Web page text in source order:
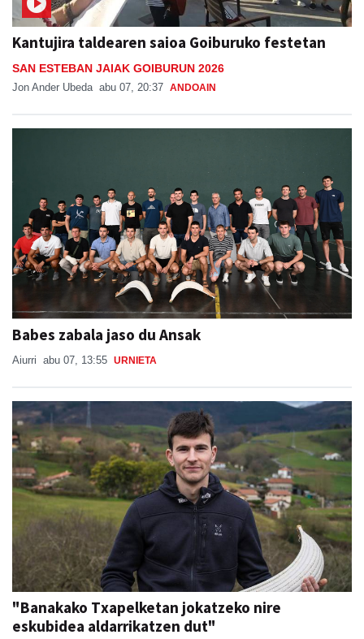
Kantujira taldearen saioa Goiburuko festetan
SAN ESTEBAN JAIAK GOIBURUN 2026
Jon Ander Ubeda abu 07, 20:37 ANDOAIN
Babes zabala jaso du Ansak
Aiurri abu 07, 13:55 URNIETA
"Banakako Txapelketan jokatzeko nire
eskubidea aldarrikatzen dut"